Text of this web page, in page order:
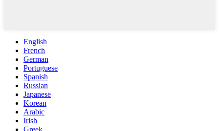
English
French
German
Portuguese
Spanish
Russian
Japanese
Korean
Arabic
Irish